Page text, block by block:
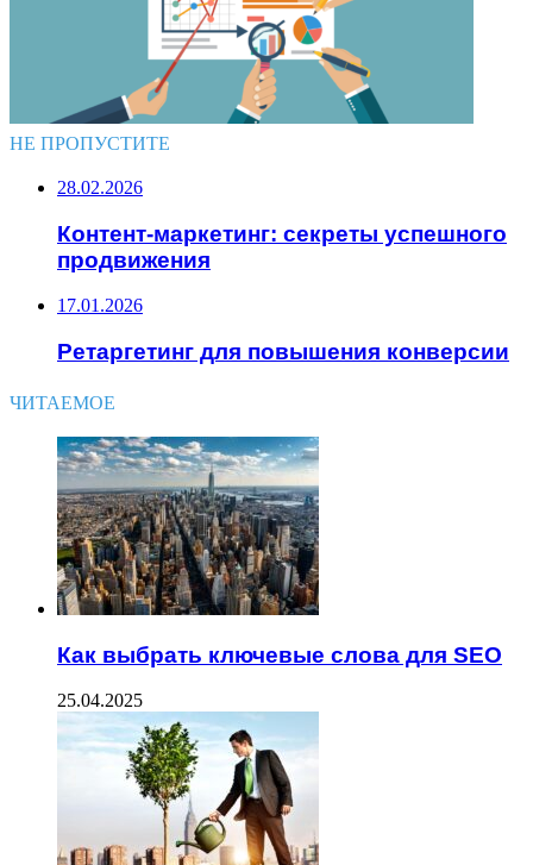
НЕ ПРОПУСТИТЕ
28.02.2026
Контент-маркетинг: секреты успешного
продвижения
17.01.2026
Ретаргетинг для повышения конверсии
ЧИТАЕМОЕ
Как выбрать ключевые слова для SEO
25.04.2025